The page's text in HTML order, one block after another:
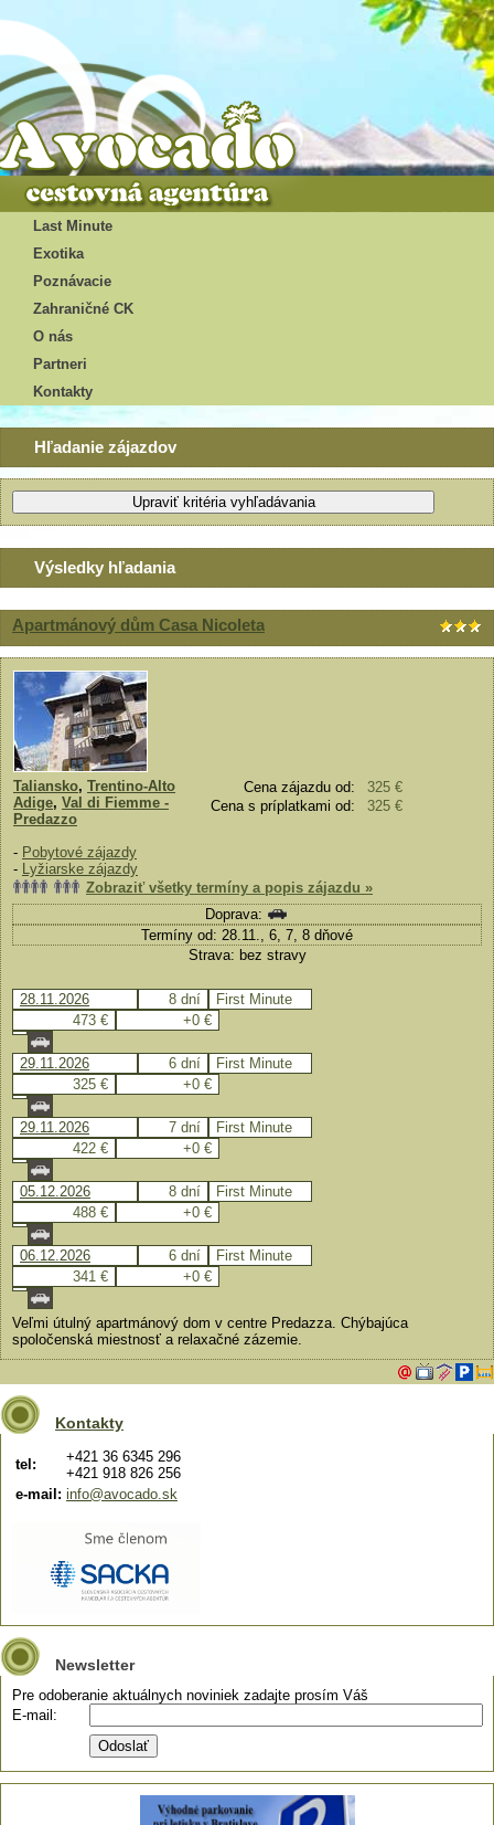
Last Minute
Exotika
Poznávacie
Zahraničné CK
O nás
Partneri
Kontakty
Hľadanie zájazdov
Výsledky hľadania
Apartmánový dům Casa Nicoleta
Cena zájazdu od:
325 €
Cena s príplatkami od:
325 €
Taliansko, Trentino-Alto
Adige, Val di Fiemme -
Predazzo
- Pobytové zájazdy
- Lyžiarske zájazdy
Zobraziť všetky termíny a popis zájazdu »
Doprava:
Termíny od: 28.11., 6, 7, 8 dňové
Strava: bez stravy
28.11.2026 8 dní
First Minute
473 €
+0 €
29.11.2026 6 dní
First Minute
325 €
+0 €
29.11.2026 7 dní
First Minute
422 €
+0 €
05.12.2026 8 dní
First Minute
488 €
+0 €
06.12.2026 6 dní
First Minute
341 €
+0 €
Veľmi útulný apartmánový dom v centre Predazza. Chýbajúca
spoločenská miestnosť a relaxačné zázemie.
Kontakty
tel:
+421 36 6345 296
+421 918 826 256
e-mail: info@avocado.sk
Newsletter
Pre odoberanie aktuálnych noviniek zadajte prosím Váš
E-mail: